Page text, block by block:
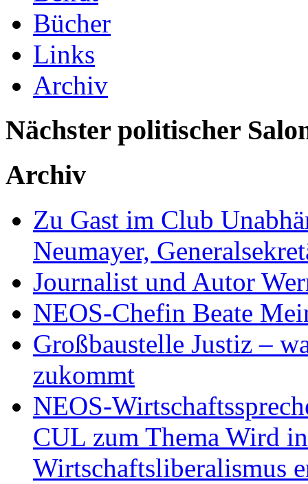
Bücher
Links
Archiv
Nächster politischer
Archiv
Zu Gast im Club
Neumayer,
Journalist und Autor
NEOS-Chefin Beate
Großbaustelle Justiz –
zukommt
NEOS-
CUL zum Thema Wird
Wirtschaftsliberalismus